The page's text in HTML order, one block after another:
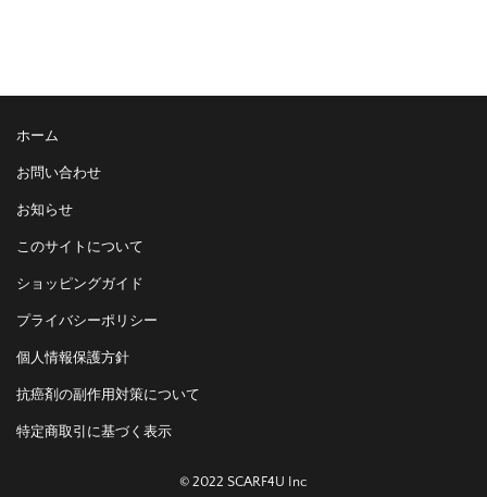
ホーム
お問い合わせ
お知らせ
このサイトについて
ショッピングガイド
プライバシーポリシー
個人情報保護方針
抗癌剤の副作用対策について
特定商取引に基づく表示
© 2022 SCARF4U Inc